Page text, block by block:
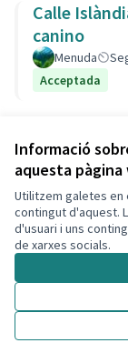
Informació
aquesta pàgina
Utilitzem galetes en
contingut d'aquest.
d'usuari i uns
de xarxes socials.
Calle
canino
Menuda
Acceptada
Veure totes les
Termes i condicions
Configuració de les
Decidim Calafell a X
(Enllaç extern)
DecidimDecidim
Web creada amb